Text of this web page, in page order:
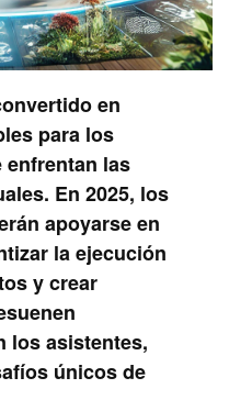
en
para los
enfrentan las
En 2025, los
apoyarse en
la ejecución
y crear
los asistentes,
únicos de